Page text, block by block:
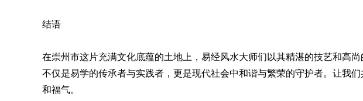
结语
在崇州市这片充满文化底蕴的土地上，易经风水大师们以其精湛的技艺和高
不仅是易学的传承者与实践者，更是现代社会中和谐与繁荣的守护者。让我
和福气。